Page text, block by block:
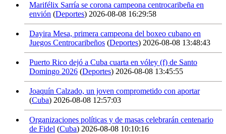
Marifélix Sarría se corona campeona centrocaribeña en
envión (Deportes) 2026-08-08 16:29:58
Dayira Mesa, primera campeona del boxeo cubano en
Juegos Centrocaribeños (Deportes) 2026-08-08 13:48:43
Puerto Rico dejó a Cuba cuarta en vóley (f) de Santo
Domingo 2026 (Deportes) 2026-08-08 13:45:55
Joaquín Calzado, un joven comprometido con aportar
(Cuba) 2026-08-08 12:57:03
Organizaciones políticas y de masas celebrarán centenario
de Fidel (Cuba) 2026-08-08 10:10:16